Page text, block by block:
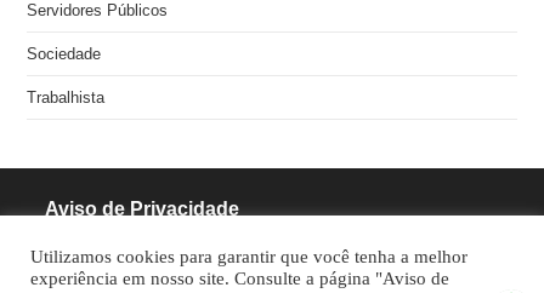
Servidores Públicos
Sociedade
Trabalhista
Aviso de Privacidade
RODRIGUES PINHEIRO ADVOCACIA S/S
Utilizamos cookies para garantir que você tenha a melhor
experiência em nosso site. Consulte a página "Aviso de